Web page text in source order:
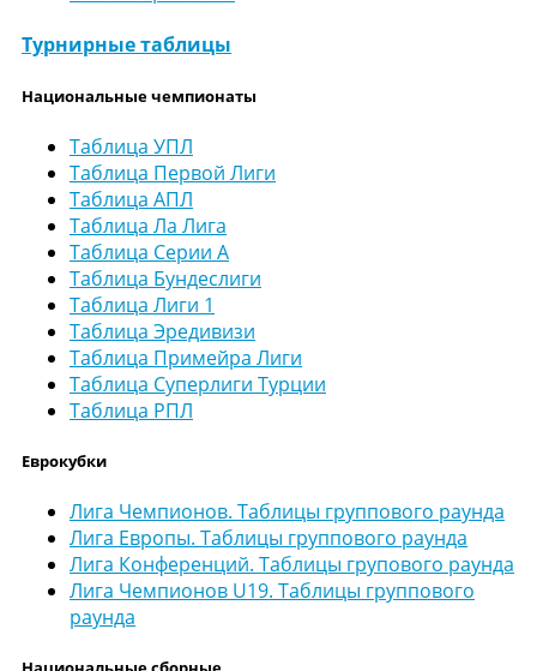
Турнирные таблицы
Национальные чемпионаты
Таблица УПЛ
Таблица Первой Лиги
Таблица АПЛ
Таблица Ла Лига
Таблица Серии А
Таблица Бундеслиги
Таблица Лиги 1
Таблица Эредивизи
Таблица Примейра Лиги
Таблица Суперлиги Турции
Таблица РПЛ
Еврокубки
Лига Чемпионов. Таблицы группового раунда
Лига Европы. Таблицы группового раунда
Лига Конференций. Таблицы групового раунда
Лига Чемпионов U19. Таблицы группового
раунда